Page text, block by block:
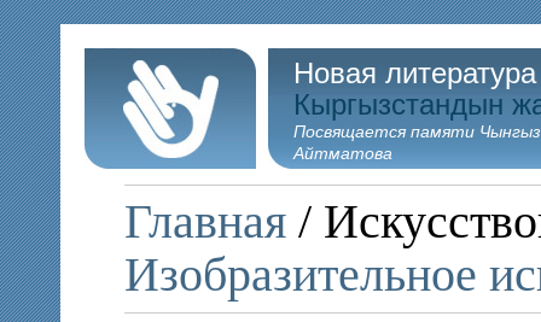
Новая
Кыргызстандын
Посвящается памяти
Айтматова
Главная /
Изобразительное